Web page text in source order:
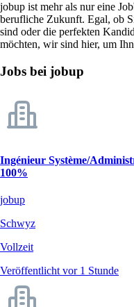
jobup ist mehr als nur eine
berufliche Zukunft. Egal, ob
sind oder die perfekten
möchten, wir sind hier, um
Jobs bei jobup
Ingénieur Système/
100%
jobup
Schwyz
Vollzeit
Veröffentlicht vor 1 Stunde